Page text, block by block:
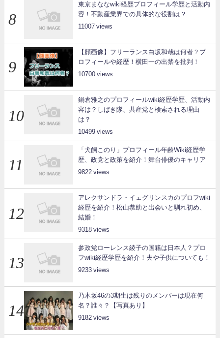
東京まななwiki経歴プロフィール学歴と活動内
容！不動産業界での具体的な役割は？
11007
【顔画像】フリーランス白坂和哉は何者？プ
ロフィールや経歴！横田一の出禁を批判！
10700
鍋倉雅之のプロフィールwiki経歴学歴、活動内
容は？しばき隊、共産党と検索される理由
は？
10499
「犬飼このり」プロフィール年齢Wiki経歴学
歴、政党と政策を紹介！舞台俳優のキャリア
9822
アレクサンドラ・イェグリンスカのプロフwiki
経歴を紹介！松山恭助と出会いと馴れ初め、
結婚！
9318
参政党ローレンス綾子の国籍は日本人？プロ
フwiki経歴学歴を紹介！夫や子供についても！
9233
乃木坂46の3期生は残りのメンバーは現在何
名？誰々？【写真あり】
9182